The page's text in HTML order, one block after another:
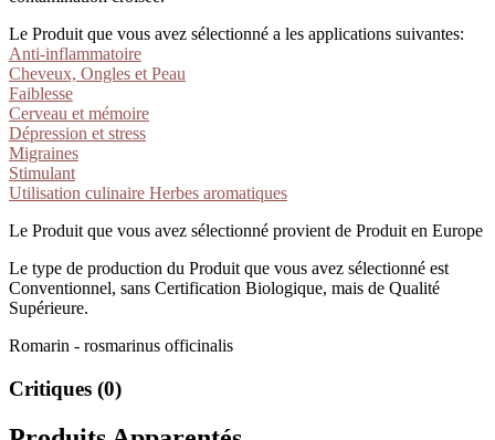
Le Produit que vous avez sélectionné a les applications suivantes:
Anti-inflammatoire
Cheveux, Ongles et Peau
Faiblesse
Cerveau et mémoire
Dépression et stress
Migraines
Stimulant
Utilisation culinaire Herbes aromatiques
Le Produit que vous avez sélectionné provient de Produit en Europe
Le type de production du Produit que vous avez sélectionné est
Conventionnel, sans Certification Biologique, mais de Qualité
Supérieure.
Romarin - rosmarinus officinalis
Critiques (0)